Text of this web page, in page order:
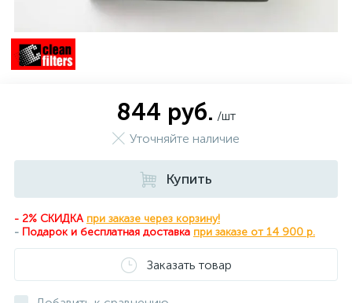
844 руб. /шт
Уточняйте наличие
Купить
- 2% СКИДКА при заказе через корзину!
- Подарок и бесплатная доставка при заказе от 14 900 р.
Заказать товар